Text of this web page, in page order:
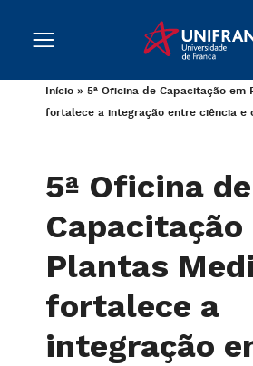
Início » 5ª Oficina de Capacitação em
fortalece a integração entre ciência e
5ª Oficina de
Capacitação
Plantas
fortalece a
integração